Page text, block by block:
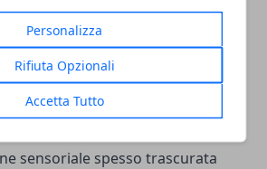
Personalizza
Rifiuta Opzionali
Accetta Tutto
— possono agire da accenti
di energia che non
generale dello spazio.
dimenticato
sensoriale spesso trascurata